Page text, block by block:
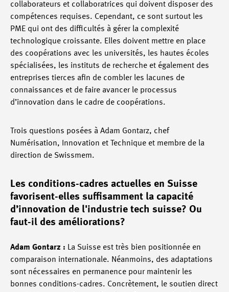
collaborateurs et collaboratrices qui doivent disposer des
compétences requises. Cependant, ce sont surtout les
PME qui ont des difficultés à gérer la complexité
technologique croissante. Elles doivent mettre en place
des coopérations avec les universités, les hautes écoles
spécialisées, les instituts de recherche et également des
entreprises tierces afin de combler les lacunes de
connaissances et de faire avancer le processus
d’innovation dans le cadre de coopérations.
Trois questions posées à Adam Gontarz, chef
Numérisation, Innovation et Technique et membre de la
direction de Swissmem.
Les conditions-cadres actuelles en Suisse
favorisent-elles suffisamment la capacité
d’innovation de l'industrie tech suisse? Ou
faut-il des améliorations?
Adam Gontarz : La Suisse est très bien positionnée en
comparaison internationale. Néanmoins, des adaptations
sont nécessaires en permanence pour maintenir les
bonnes conditions-cadres. Concrètement, le soutien direct